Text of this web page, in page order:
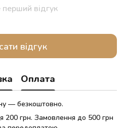
відгук
відгук
Оплата
— безкоштовно.
200 грн. Замовлення до 500 грн